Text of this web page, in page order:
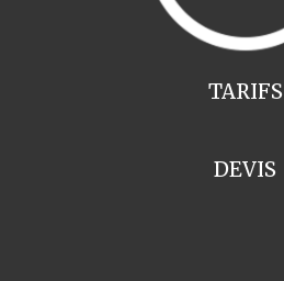
TARIFS
DEVIS